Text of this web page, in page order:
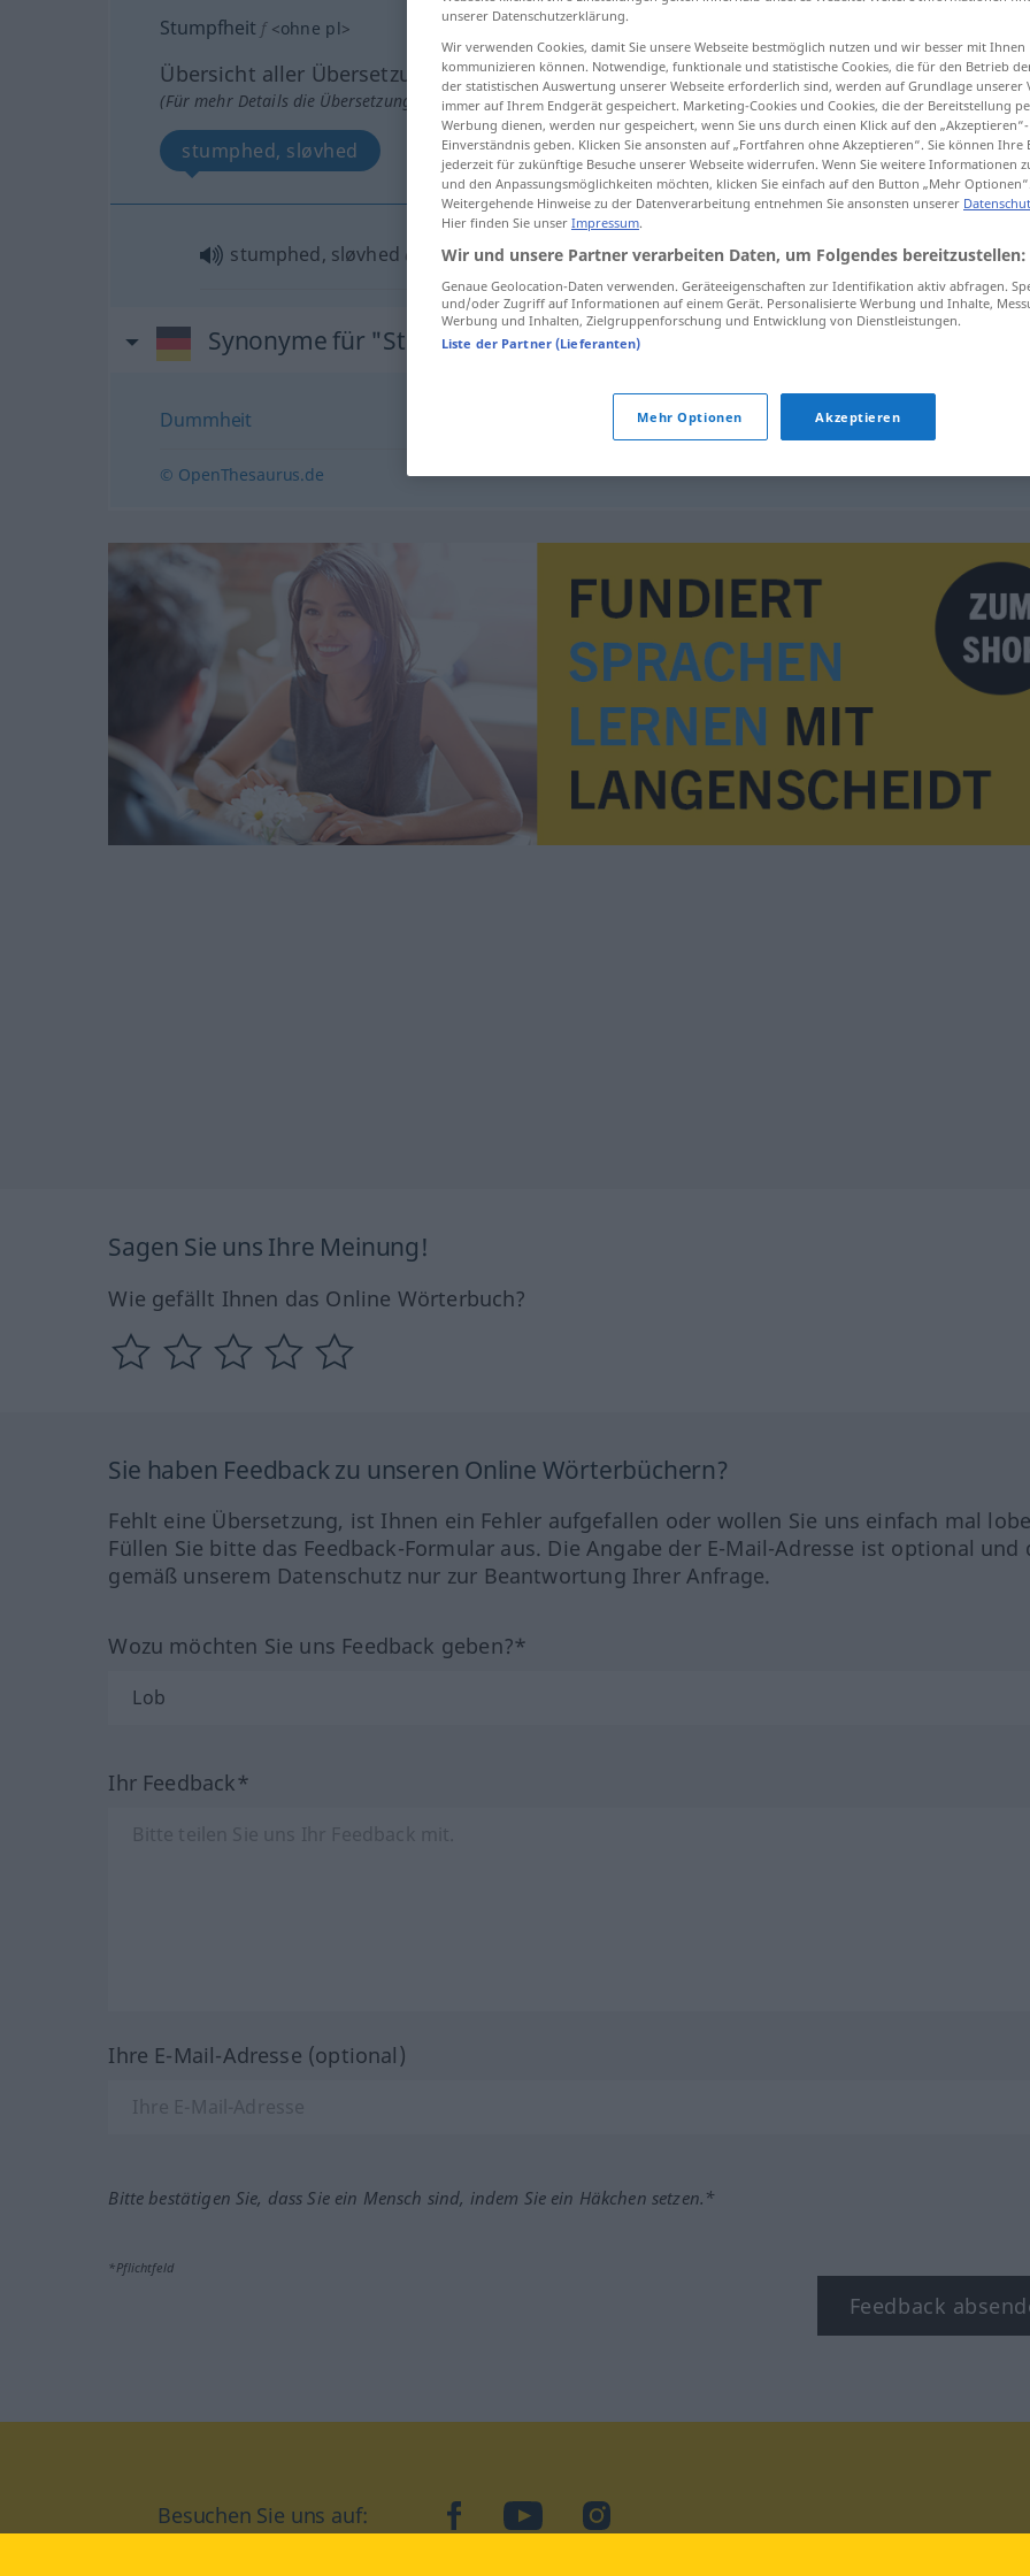
Stumpfheit f <ohne pl>
Übersicht aller Übersetzungen
(Für mehr Details die Übersetzung anklicken/antippen)
stumphed, sløvhed
stumphed, sløvhed a. FIG Stumpfheit
Synonyme für "Stumpfheit"
Dummheit
© OpenThesaurus.de
Sagen Sie uns Ihre Meinung!
Wie gefällt Ihnen das Online Wörterbuch?
Sie haben Feedback zu unseren Online Wörterbüchern?
Fehlt eine Übersetzung, ist Ihnen ein Fehler aufgefallen oder wollen Sie uns einfach mal
Füllen Sie bitte das Feedback-Formular aus. Die Angabe der E-Mail-Adresse ist optional und
gemäß unserem Datenschutz nur zur Beantwortung Ihrer Anfrage.
Wozu möchten Sie uns Feedback geben?*
Ihr Feedback*
Ihre E-Mail-Adresse (optional)
Bitte bestätigen Sie, dass Sie ein Mensch sind, indem Sie ein Häkchen setzen.*
*Pflichtfeld
Feedback
Besuchen Sie uns auf: facebookYouTubeInstagram
unserer Datenschutzerklärung.
Wir verwenden Cookies, damit Sie unsere Webseite bestmöglich nutzen und wir besser mit Ihnen
kommunizieren können. Notwendige, funktionale und statistische Cookies, die für den Betrieb
der statistischen Auswertung unserer Webseite erforderlich sind, werden auf Grundlage unserer
immer auf Ihrem Endgerät gespeichert. Marketing-Cookies und Cookies, die der Bereitstellung
Werbung dienen, werden nur gespeichert, wenn Sie uns durch einen Klick auf den
Einverständnis geben. Klicken Sie ansonsten auf „Fortfahren ohne Akzeptieren“. Sie können
jederzeit für zukünftige Besuche unserer Webseite widerrufen. Wenn Sie weitere Informationen
und den Anpassungsmöglichkeiten möchten, klicken Sie einfach auf den Button „Mehr
Weitergehende Hinweise zu der Datenverarbeitung entnehmen Sie ansonsten unserer
Hier finden Sie unser Impressum.
Wir und unsere Partner verarbeiten Daten, um Folgendes bereitzustellen:
Genaue Geolocation-Daten verwenden. Geräteeigenschaften zur Identifikation aktiv abfragen.
und/oder Zugriff auf Informationen auf einem Gerät. Personalisierte Werbung und Inhalte,
Werbung und Inhalten, Zielgruppenforschung und Entwicklung von Dienstleistungen.
Liste der Partner (Lieferanten)
Mehr Optionen Akzeptieren